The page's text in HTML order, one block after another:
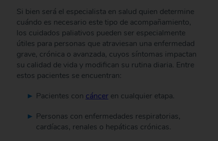
Si bien será el especialista en salud quien determine
cuándo es necesario este tipo de acompañamiento,
los cuidados paliativos pueden ser especialmente
útiles para personas que atraviesan una enfermedad
grave, crónica o avanzada, cuyos síntomas impactan
su calidad de vida y modifican su rutina diaria. Entre
estos pacientes se encuentran:
Pacientes con cánceren cualquier etapa.
Personas con enfermedades respiratorias,
cardíacas, renales o hepáticas crónicas.